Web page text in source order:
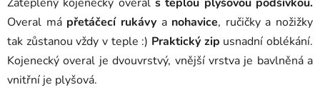
Overal má přetáčecí rukávya nohavice, ručičky a nožižky
tak zůstanou vždy v teple :) Praktický zip usnadní oblékání.
Kojenecký overal je dvouvrstvý, vnější vrstva je bavlněná a
vnitřní je plyšová.